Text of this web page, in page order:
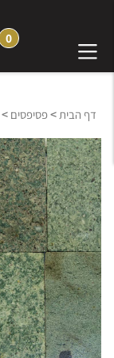
0
דף הבית>פסיפסים >